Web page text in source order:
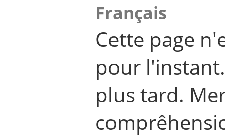
Français
Cette page
pour
plus tard.